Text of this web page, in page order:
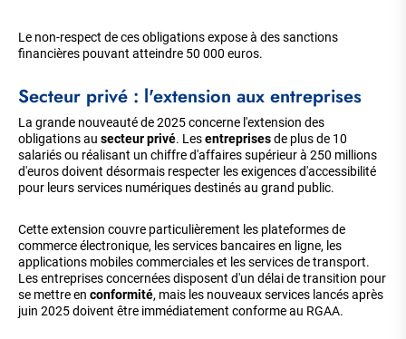
Le non-respect de ces obligations expose à des sanctions
financières pouvant atteindre 50 000 euros.
Secteur privé : l'extension aux entreprises
La grande nouveauté de 2025 concerne l'extension des
obligations au secteur privé. Lesentreprisesde plus de 10
salariés ou réalisant un chiffre d'affaires supérieur à 250 millions
d'euros doivent désormais respecter les exigences d'accessibilité
pour leurs services numériques destinés au grand public.
Cette extension couvre particulièrement les plateformes de
commerce électronique, les services bancaires en ligne, les
applications mobiles commerciales et les services de transport.
Les entreprises concernées disposent d'un délai de transition pour
se mettre en conformité, mais les nouveaux services lancés après
juin 2025 doivent être immédiatement conforme au RGAA.